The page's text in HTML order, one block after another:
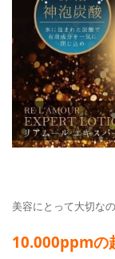
美容にとって大切な
10.000ppmの